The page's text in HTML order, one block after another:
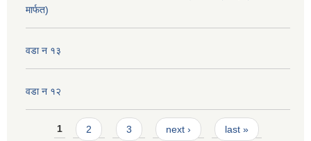
मार्फत)
वडा न १३
वडा न १२
Pages
1 2 3 next › last »